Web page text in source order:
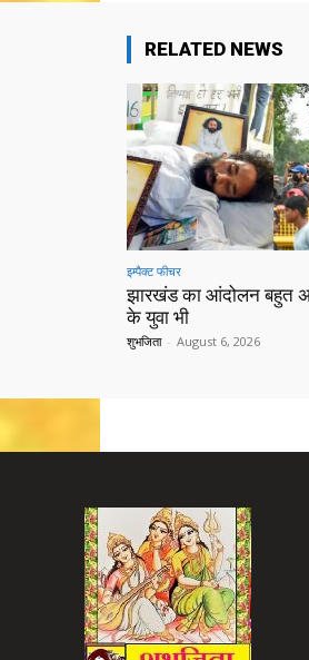
RELATED NEWS
इम्पैक्ट फीचर
झारखंड का आंदोलन बहुत
के युवा भी
शुभजिता - August 6, 2026